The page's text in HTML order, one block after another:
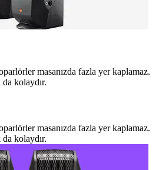
masanızda fazla yer kaplamaz.
kolaydır.
masanızda fazla yer kaplamaz.
kolaydır.